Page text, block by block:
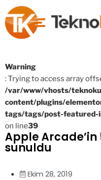
Warning
: Trying to access array
/var/www/vhosts/
content/plugins/
tags/tags/post-featured-
on line39
Apple
sunuldu
Ekim 28, 2019